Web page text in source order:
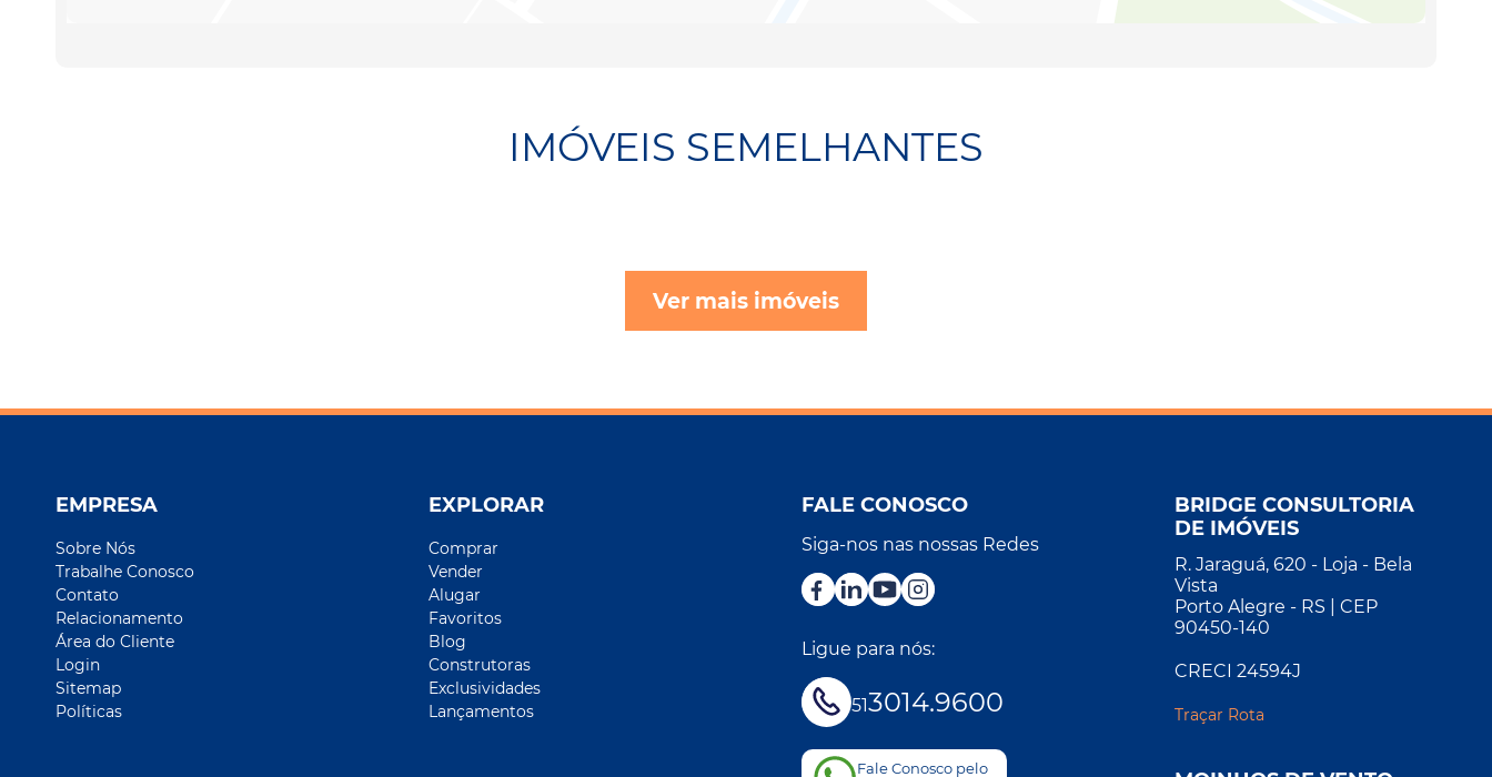
IMÓVEIS SEMELHANTES
Ver mais imóveis
EMPRESA
Sobre Nós
Trabalhe Conosco
Contato
Relacionamento
Área do Cliente
Login
Sitemap
Políticas
EXPLORAR
Comprar
Vender
Alugar
Favoritos
Blog
Construtoras
Exclusividades
Lançamentos
FALE CONOSCO
Siga-nos nas nossas Redes
Ligue para nós:
513014.9600
Fale Conosco pelo
BRIDGE CONSULTORIA
DE IMÓVEIS
R. Jaraguá, 620 - Loja - Bela
Vista
Porto Alegre - RS | CEP
90450-140
CRECI 24594J
Traçar Rota